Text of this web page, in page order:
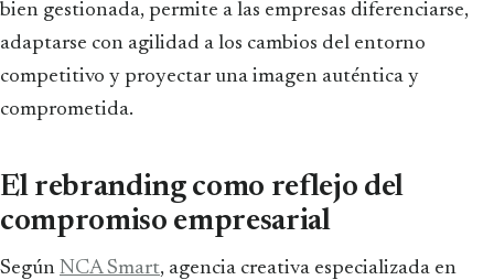
bien gestionada, permite a las empresas diferenciarse,
adaptarse con agilidad a los cambios del entorno
competitivo y proyectar una imagen auténtica y
comprometida.
El rebranding como reflejo del
compromiso empresarial
Según NCA Smart, agencia creativa especializada en